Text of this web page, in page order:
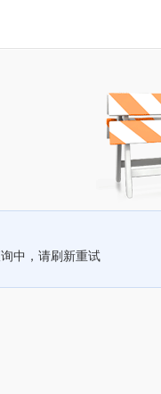
中，请刷新重试